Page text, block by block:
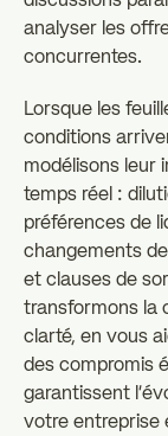
analyser les
concurrentes.
Lorsque les
conditions
modélisons leur
temps réel :
préférences de
changements
et clauses de
transformons la
clarté, en vous
des compromis
garantissent
votre entreprise